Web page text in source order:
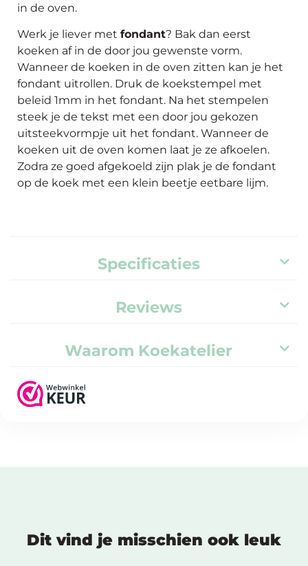
in de oven.
Werk je liever met fondant? Bak dan eerst
koeken af in de door jou gewenste vorm.
Wanneer de koeken in de oven zitten kan je het
fondant uitrollen. Druk de koekstempel met
beleid 1mm in het fondant. Na het stempelen
steek je de tekst met een door jou gekozen
uitsteekvormpje uit het fondant. Wanneer de
koeken uit de oven komen laat je ze afkoelen.
Zodra ze goed afgekoeld zijn plak je de fondant
op de koek met een klein beetje eetbare lijm.
Specificaties
Reviews
Waarom Koekatelier
Dit vind je misschien ook leuk